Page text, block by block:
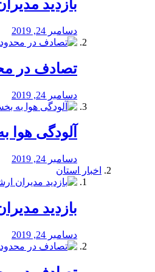
بازدید
دسامبر 24, 2019
تصادف در
دسامبر 24, 2019
آلودگی
دسامبر 24, 2019
اخبار استان
بازدید
دسامبر 24, 2019